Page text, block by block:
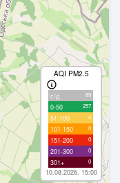
AQI PM2.5
с/д 89
0-50 257
51-100 4
101-150 0
151-200 0
201-300 0
301+ 0
10.08.2026, 15:00